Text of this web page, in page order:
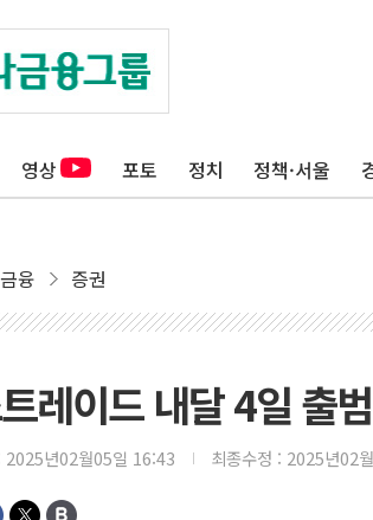
영상 포토 정치 정책·서울
융 증권
레이드 내달 4일 출
2025년02월05일 16:43 최종수정 : 2025년02